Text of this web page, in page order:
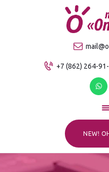
+7 (862) 264-
NEW!
Качественная
О компании
Продукция
Услуги
Прайс-лист
Для